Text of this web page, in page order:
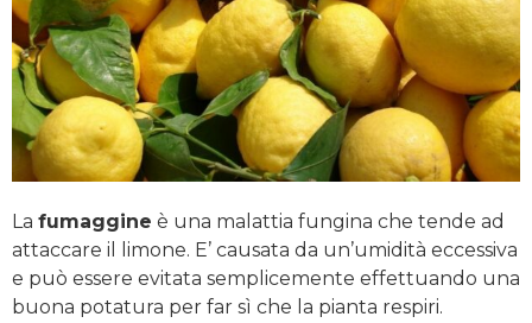
La fumaggine è una malattia fungina che tende ad
attaccare il limone. E’ causata da un’umidità eccessiva
e può essere evitata semplicemente effettuando una
buona potatura per far sì che la pianta respiri.